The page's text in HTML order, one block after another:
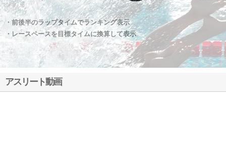
・前後半のラップタイムでランキング表示
・レースペースを目標タイムに換算して表示
アスリート動画